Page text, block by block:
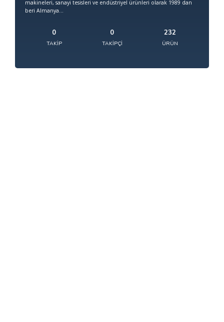
makineleri, sanayi tesisleri ve endüstriyel ürünleri olarak 1989 dan
beri Almanya...
0
TAKIP
0
TAKIPÇI
232
ÜRÜN